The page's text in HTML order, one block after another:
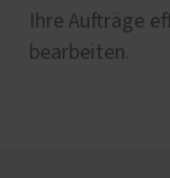
Ihre Aufträge
bearbeiten.